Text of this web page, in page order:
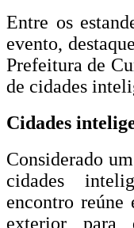
Entre os
evento,
Prefeitura de
de cidades
Cidades
Considerado
cidades
encontro reúne
exterior para